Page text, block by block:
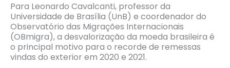
Para Leonardo Cavalcanti, professor da
Universidade de Brasília (UnB) e coordenador do
Observatório das Migrações Internacionais
(OBmigra), a desvalorização da moeda brasileira é
o principal motivo para o recorde de remessas
vindas do exterior em 2020 e 2021.